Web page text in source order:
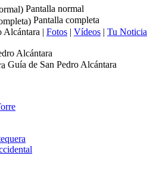
Pantalla normal
Pantalla completa
Alcántara | Fotos | Vídeos | Tu Noticia
Alcántara
Guía de San Pedro Alcántara